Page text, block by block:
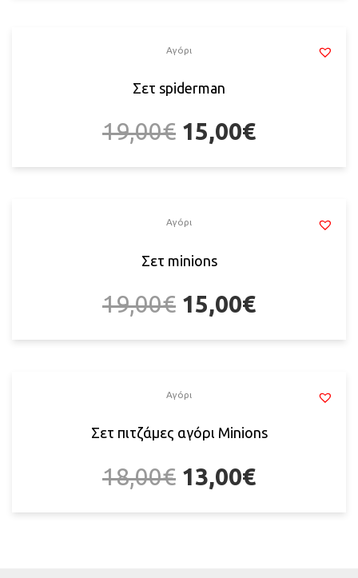
Αγόρι
Σετ spiderman
19,00€ 15,00€
Αγόρι
Σετ minions
19,00€ 15,00€
Αγόρι
Σετ πιτζάμες αγόρι Minions
18,00€ 13,00€